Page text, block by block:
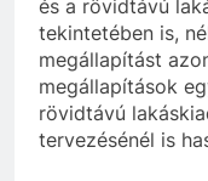
és a rövidtávú
tekintetében is,
megállapítást
megállapítások
rövidtávú
tervezésénél is